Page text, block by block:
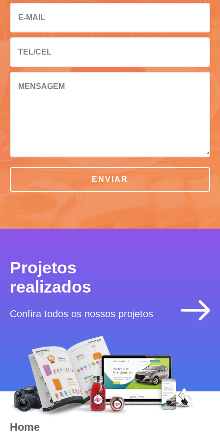
E-MAIL
TEL/CEL
MENSAGEM
ENVIAR
Projetos
realizados
Confira todos os nossos projetos
Home